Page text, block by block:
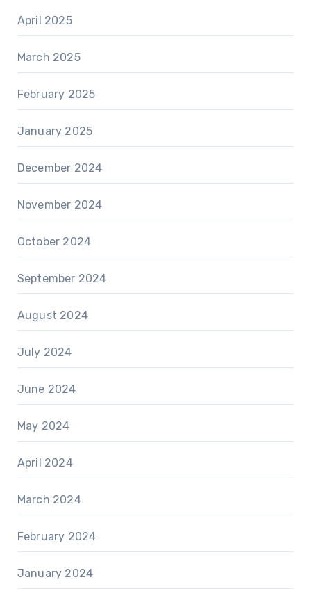
April 2025
March 2025
February 2025
January 2025
December 2024
November 2024
October 2024
September 2024
August 2024
July 2024
June 2024
May 2024
April 2024
March 2024
February 2024
January 2024